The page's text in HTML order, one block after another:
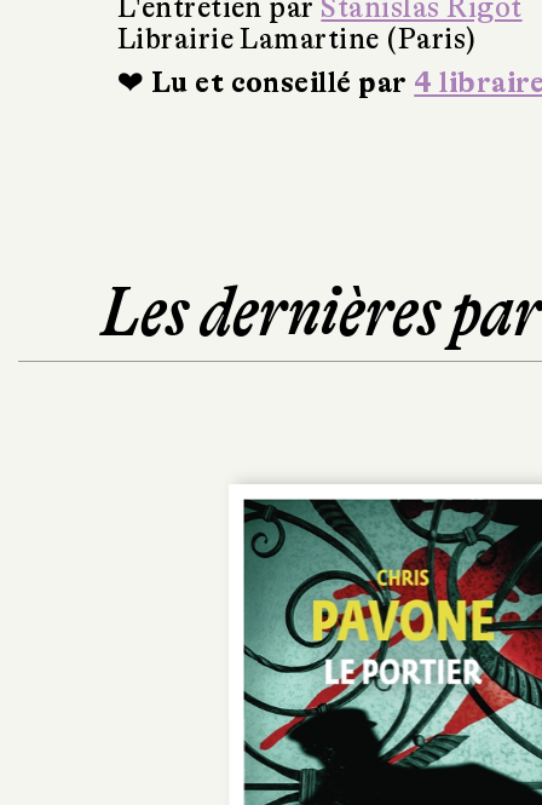
L'entretien par Stanislas Rigot
Librairie Lamartine (Paris)
❤ Lu et conseillé par 4
Les dernières